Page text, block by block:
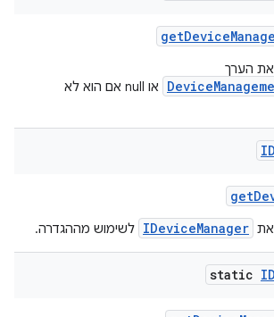
getDevice
את הערך
או null אם הוא לא
get
את IDeviceManager לשימוש מההגדרה.
static